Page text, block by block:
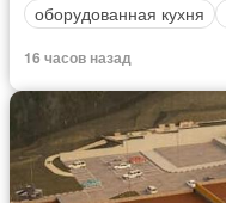
оборудованная кухня
16 часов назад